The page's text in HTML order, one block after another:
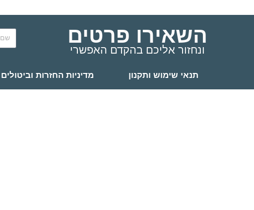
השאירו פרטים
ונחזור אליכם בהקדם האפשרי
תנאי שימוש ותקנון מדיניות החזרות וביטולים